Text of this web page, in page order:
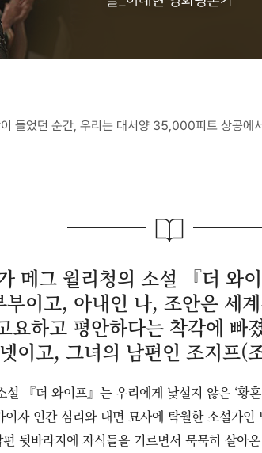
들었던 순간, 우리는 대서양 35,000피트 상공에
메그 월리청의 소설 『더 와
이고, 아내인 나, 조안은 세
요하고 평안하다는 착각에 빠
이고, 그녀의 남편인 조지프(
설 『더 와이프』는 우리에게 낯설지 않은 ‘황
이자 인간 심리와 내면 묘사에 탁월한 소설가
편 뒷바라지에 자식들을 기르면서 묵묵히 살아